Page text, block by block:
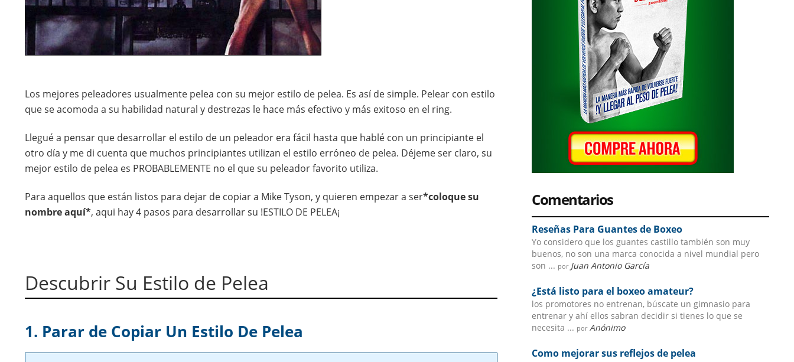
Los mejores peleadores usualmente pelea con su mejor estilo de pelea. Es así de simple. Pelear con estilo
que se acomoda a su habilidad natural y destrezas le hace más efectivo y más exitoso en el ring.
Llegué a pensar que desarrollar el estilo de un peleador era fácil hasta que hablé con un principiante el
otro día y me di cuenta que muchos principiantes utilizan el estilo erróneo de pelea. Déjeme ser claro, su
mejor estilo de pelea es PROBABLEMENTE no el que su peleador favorito utiliza.
Para aquellos que están listos para dejar de copiar a Mike Tyson, y quieren empezar a ser*coloque su
nombre aquí*, aqui hay 4 pasos para desarrollar su !ESTILO DE PELEA¡
Descubrir Su Estilo de Pelea
1. Parar de Copiar Un Estilo De Pelea
Comentarios
Reseñas Para Guantes de Boxeo
Yo considero que los guantes castillo también son muy
buenos, no son una marca conocida a nivel mundial pero
son ... por Juan Antonio García
¿Está listo para el boxeo amateur?
los promotores no entrenan, búscate un gimnasio para
entrenar y ahí ellos sabran decidir si tienes lo que se
necesita ... por Anónimo
Como mejorar sus reflejos de pelea